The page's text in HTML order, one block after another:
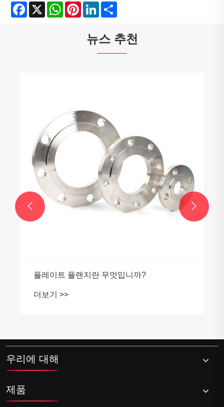
Facebook
X WhatsApp
PinterestLinkedIn
뉴스 추천
플레이트 플랜지란 무엇입니까?
더보기 >>
 
우리에 대해
제품